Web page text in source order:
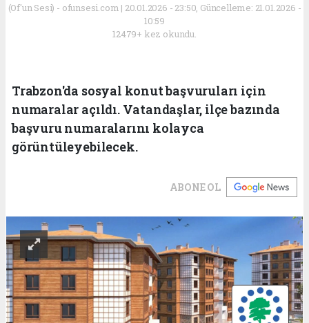
(Of'un Sesi) - ofunsesi.com | 20.01.2026 - 23:50, Güncelleme: 21.01.2026 -
10:59
12479+ kez okundu.
Trabzon'da sosyal konut başvuruları için
numaralar açıldı. Vatandaşlar, ilçe bazında
başvuru numaralarını kolayca
görüntüleyebilecek.
ABONE OL